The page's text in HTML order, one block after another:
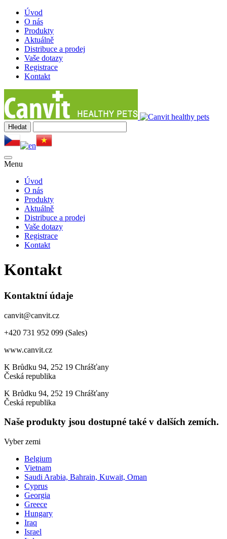
Úvod
O nás
Produkty
Aktuálně
Distribuce a prodej
Vaše dotazy
Registrace
Kontakt
Menu
Úvod
O nás
Produkty
Aktuálně
Distribuce a prodej
Vaše dotazy
Registrace
Kontakt
Kontakt
Kontaktní údaje
canvit@canvit.cz
+420 731 952 099 (Sales)
www.canvit.cz
K Brůdku 94, 252 19 Chrášťany
Česká republika
K Brůdku 94, 252 19 Chrášťany
Česká republika
Naše produkty jsou dostupné také v dalších zemích.
Vyber zemi
Belgium
Vietnam
Saudi Arabia, Bahrain, Kuwait, Oman
Cyprus
Georgia
Greece
Hungary
Iraq
Israel